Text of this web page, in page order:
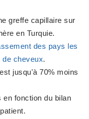
greffe capillaire sur
en Turquie.
des pays les
de cheveux.
jusqu'à 70% moins
fonction du bilan